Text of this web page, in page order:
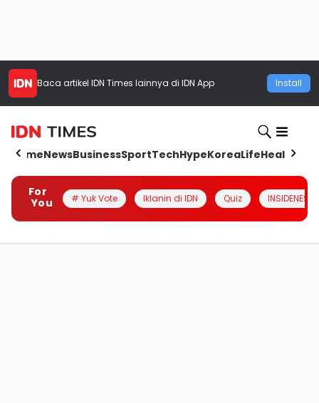
Baca artikel IDN Times lainnya di IDN App Install
HomeNewsBusinessSportTechHypeKoreaLifeHealth
For
You
# Yuk Vote Iklanin di IDN Quiz INSIDENESIA